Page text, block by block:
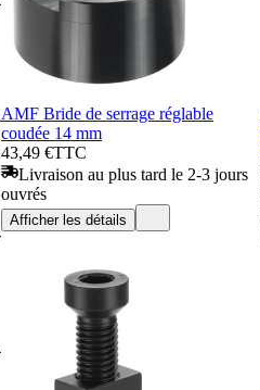
AMF Bride de serrage réglable
coudée 14 mm
43,49 €TTC
Livraison au plus tard le 2-3 jours
ouvrés
Afficher les détails